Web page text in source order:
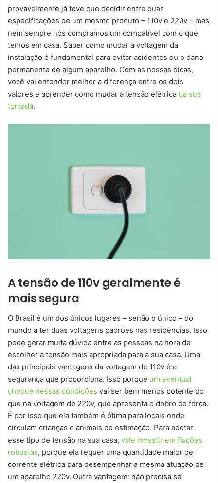
provavelmente já teve que decidir entre duas
especificações de um mesmo produto – 110v e 220v – mas
nem sempre nós compramos um compatível com o que
temos em casa. Saber como mudar a voltagem da
instalação é fundamental para evitar acidentes ou o dano
permanente de algum aparelho. Com as nossas dicas,
você vai entender melhor a diferença entre os dois
valores e aprender como mudar a tensão elétrica da sua
tomada.
A tensão de 110v geralmente é
mais segura
O Brasil é um dos únicos lugares – senão o único – do
mundo a ter duas voltagens padrões nas residências. Isso
pode gerar muita dúvida entre as pessoas na hora de
escolher a tensão mais apropriada para a sua casa. Uma
das principais vantagens da voltagem de 110v é a
segurança que proporciona. Isso porque um eventual
choque nessas condições vai ser bem menos potente do
que na voltagem de 220v, que apresenta o dobro de força.
É por isso que ela também é ótima para locais onde
circulam crianças e animais de estimação. Para adotar
esse tipo de tensão na sua casa, vale investir em fiações
robustas, porque ela requer uma quantidade maior de
corrente elétrica para desempenhar a mesma atuação de
um aparelho 220v. Outra vantagem: não precisa se